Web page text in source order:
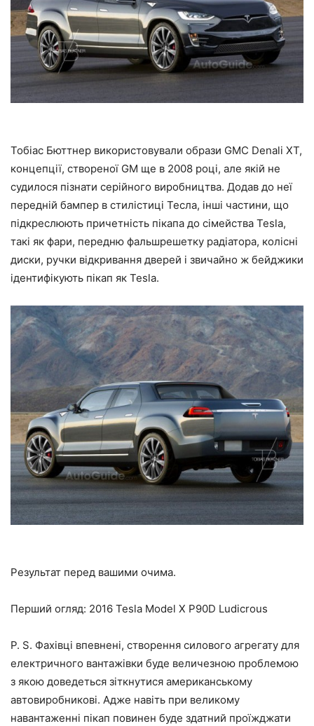
Тобіас Бюттнер використовували образи GMC Denali XT,
концепції, створеної GM ще в 2008 році, але якій не
судилося пізнати серійного виробництва. Додав до неї
передній бампер в стилістиці Тесла, інші частини, що
підкреслюють причетність пікапа до сімейства Tesla,
такі як фари, передню фальшрешетку радіатора, колісні
диски, ручки відкривання дверей і звичайно ж бейджики
ідентифікують пікап як Tesla.
Результат перед вашими очима.
Перший огляд: 2016 Tesla Model X P90D Ludicrous
P. S. Фахівці впевнені, створення силового агрегату для
електричного вантажівки буде величезною проблемою
з якою доведеться зіткнутися американському
автовиробникові. Адже навіть при великому
навантаженні пікап повинен буде здатний проїжджати